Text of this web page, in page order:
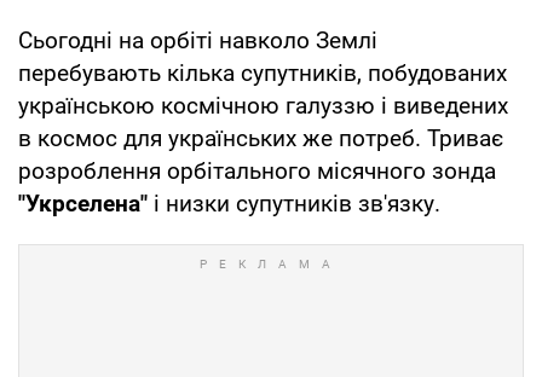
Сьогодні на орбіті навколо Землі
перебувають кілька супутників, побудованих
українською космічною галуззю і виведених
в космос для українських же потреб. Триває
розроблення орбітального місячного зонда
"Укрселена" і низки супутників зв'язку.